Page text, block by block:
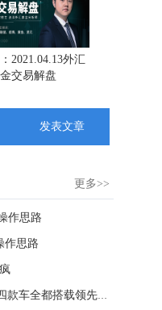
据Axios：美国总统特朗普计划于周四签署两项行政命令，旨在因商业化“出生旅游”产业而拒绝向在美国出生的婴儿授予公民身份。
2021.04.13外汇
交易解盘
发表文章
更多>>
作思路
作思路
岚图2026新车计划曝光：四款车全都搭载领先L3智驾